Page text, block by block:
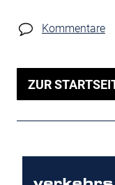
Kommentare
ZUR